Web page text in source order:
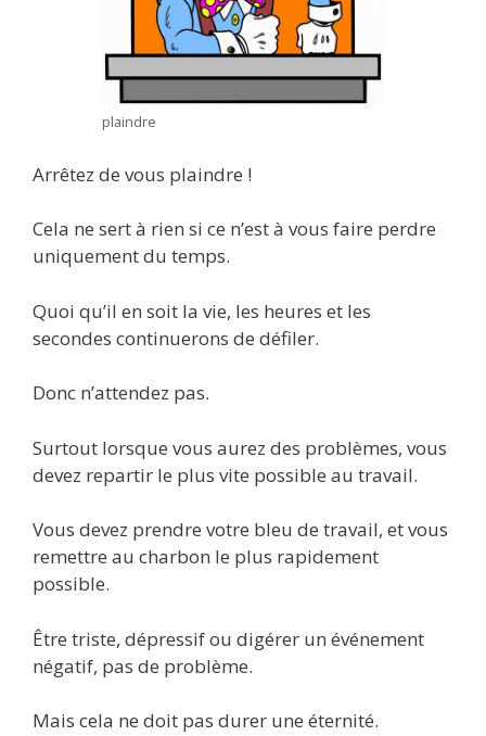
plaindre
Arrêtez de vous plaindre !
Cela ne sert à rien si ce n’est à vous faire perdre
uniquement du temps.
Quoi qu’il en soit la vie, les heures et les
secondes continuerons de défiler.
Donc n’attendez pas.
Surtout lorsque vous aurez des problèmes, vous
devez repartir le plus vite possible au travail.
Vous devez prendre votre bleu de travail, et vous
remettre au charbon le plus rapidement
possible.
Être triste, dépressif ou digérer un événement
négatif, pas de problème.
Mais cela ne doit pas durer une éternité.